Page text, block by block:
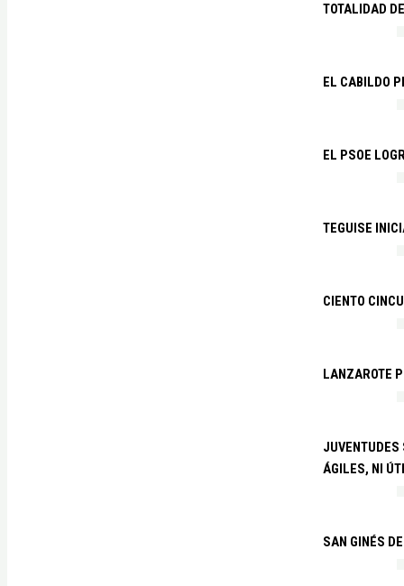
TOTALIDAD
EL CABILDO
EL PSOE
TEGUISE
CIENTO
LANZAROTE
JUVENTUDES
ÁGILES, NI
SAN GINÉS